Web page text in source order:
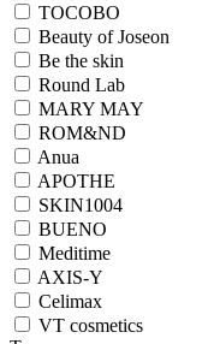
TOCOBO
Beauty of Joseon
Be the skin
Round Lab
MARY MAY
ROM&ND
Anua
APOTHE
SKIN1004
BUENO
Meditime
AXIS-Y
Celimax
VT cosmetics